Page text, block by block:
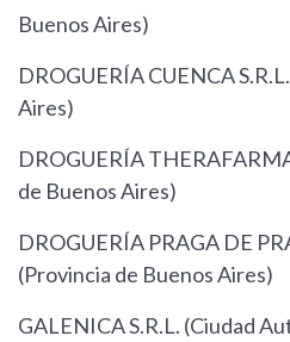
Buenos Aires)
DROGUERÍA CUENCA
Aires)
DROGUERÍA
de Buenos Aires)
DROGUERÍA PRAGA DE
(Provincia de Buenos Aires)
GALENICA S.R.L. (Ciudad